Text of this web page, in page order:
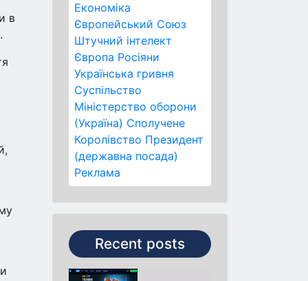
Економіка
Європейський Союз
Штучний інтелект
Європа Росіяни
Українська гривня
Суспільство
Міністерство оборони
(Україна) Сполучене
Королівство Президент
(державна посада)
Реклама
Recent posts
в